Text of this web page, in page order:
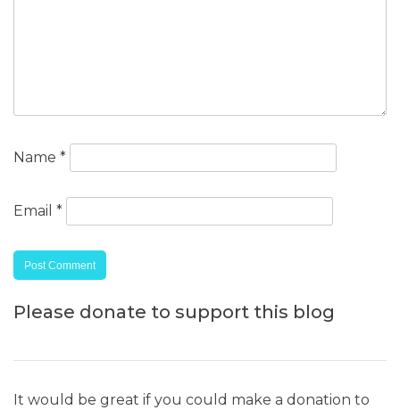
Name *
Email *
Please donate to support this blog
It would be great if you could make a donation to